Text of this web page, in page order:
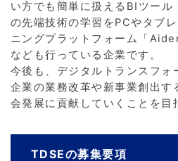
い方でも簡単に扱えるBIツー
の先端技術の学習をPCやタブ
ニングプラットフォーム「
なども行っている企業です。
今後も、デジタルトランスフォ
企業の業務改革や新事業創出す
会発展に貢献していくことを目
TDSEの募集要項